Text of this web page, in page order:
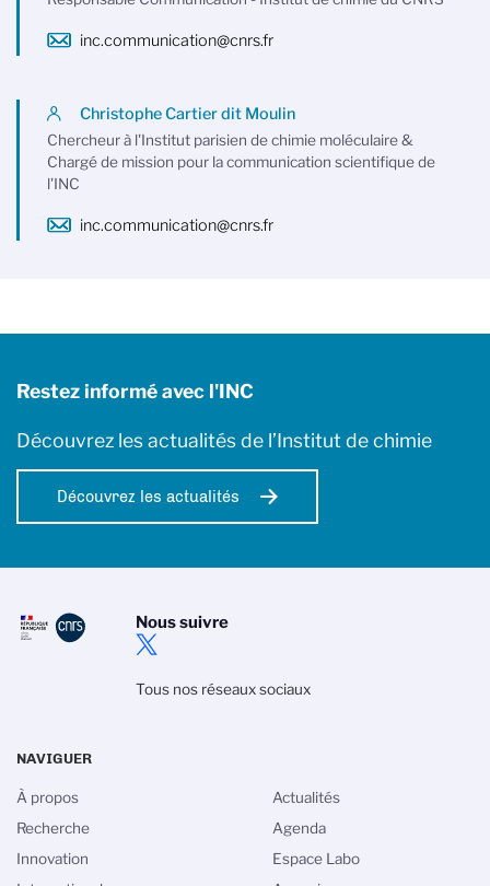
inc.communication@cnrs.fr
Christophe Cartier dit Moulin
Chercheur à l'Institut parisien de chimie moléculaire &
Chargé de mission pour la communication scientifique de
l'INC
inc.communication@cnrs.fr
Restez informé avec l'INC
Découvrez les actualités de l’Institut de chimie
Découvrez les actualités
Nous suivre
Tous nos réseaux sociaux
NAVIGUER
À propos
Recherche
Innovation
Actualités
Agenda
Espace Labo